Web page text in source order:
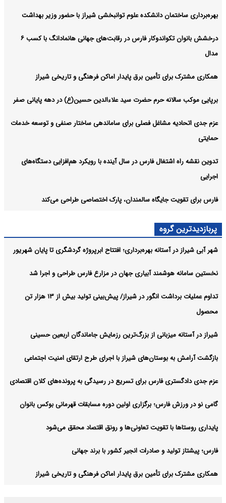
بهره‌برداری ساختمان دانشکده علوم توانبخشی شیراز با حضور وزیر بهداشت
درخشش بانوان تکواندوکار فارس در رقابت‌های جهانی هانمادانگ‌ با کسب ۶
مدال
همکاری مشترک برای تأمین برق پایدار اماکن فرهنگی و تاریخی شیراز
برپایی موکب سالانه حرم حضرت سید علاءالدین حسین(ع) در دهه پایانی صفر
عزم جدی اتحادیه مشاغل فصلی برای ساماندهی ساختار صنفی و توسعه خدمات
حمایتی
تدوین نقشه راه اشتغال فارس در سال آینده با رویکرد هم‌افزایی دستگاه‌های
اجرایی
فارس برای تقویت جایگاه سالمندان، پارک اختصاصی طراحی می‌کند
پربازدیدترین گروه
شهر آبی شیراز در آستانه بهره‌برداری؛ افتتاح ابرپروژه گردشگری تا پایان شهریور
نخستین سامانه هوشمند آبیاری جهان در مزارع فارس طراحی و اجرا شد
تداوم عملیات برداشت انگور در شیراز/ پیش‌بینی تولید بیش از ۱۳ هزار تن
محصول
شیراز در آستانه میزبانی از بزرگ‌ترین رزمایش جاماندگان اربعین حسینی
بازگشت آرامش به بوستان‌های شیراز با اجرای طرح ارتقای امنیت اجتماعی
عزم جدی دادگستری فارس برای تسریع در رسیدگی به پرونده‌های کلان اقتصادی
گامی نو در ورزش فارس؛ برگزاری اولین دوره مسابقات قهرمانی بوکس بانوان
پایداری روستاها با تقویت تعاونی‌ها و رونق اقتصاد محقق می‌شود
فارس؛ پیشتاز تولید و صادرات انجیر کشور با برند جهانی
همکاری مشترک برای تأمین برق پایدار اماکن فرهنگی و تاریخی شیراز